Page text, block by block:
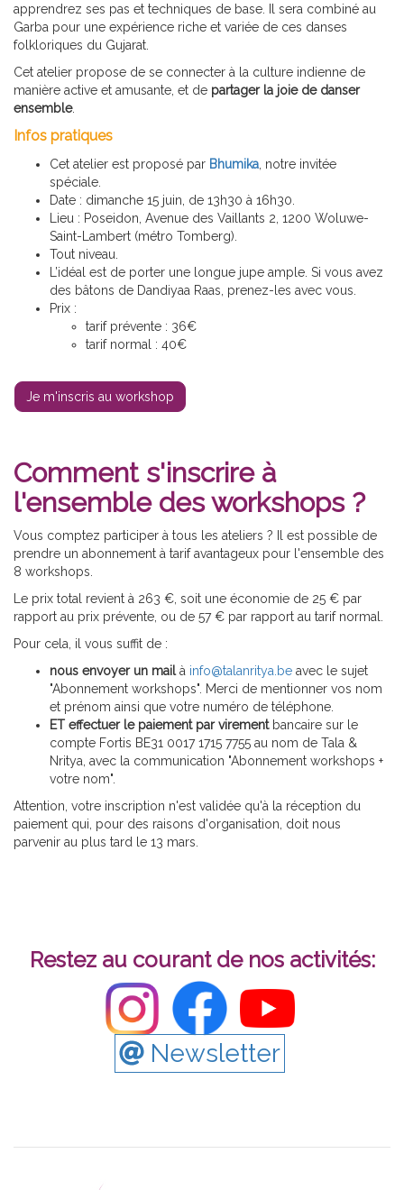
apprendrez ses pas et techniques de base. Il sera combiné au
Garba pour une expérience riche et variée de ces danses
folkloriques du Gujarat.
Cet atelier propose de se connecter à la culture indienne de
manière active et amusante, et de partager la joie de danser
ensemble.
Infos pratiques
Cet atelier est proposé par Bhumika , notre invitée
spéciale.
Date : dimanche 15 juin, de 13h30 à 16h30.
Lieu : Poseidon, Avenue des Vaillants 2, 1200 Woluwe-
Saint-Lambert (métro Tomberg).
Tout niveau.
L’idéal est de porter une longue jupe ample. Si vous avez
des bâtons de Dandiyaa Raas, prenez-les avec vous.
Prix :
tarif prévente : 36€
tarif normal : 40€
Je m'inscris au workshop
Comment s'inscrire à
l'ensemble des workshops ?
Vous comptez participer à tous les ateliers ? Il est possible de
prendre un abonnement à tarif avantageux pour l'ensemble des
8 workshops.
Le prix total revient à 263 €, soit une économie de 25 € par
rapport au prix prévente, ou de 57 € par rapport au tarif normal.
Pour cela, il vous suffit de :
nous envoyer un mail à info@talanritya.be avec le sujet
"Abonnement workshops". Merci de mentionner vos nom
et prénom ainsi que votre numéro de téléphone.
ET effectuer le paiement par virementbancaire sur le
compte Fortis BE31 0017 1715 7755 au nom de Tala &
Nritya, avec la communication "Abonnement workshops +
votre nom".
Attention, votre inscription n'est validée qu'à la réception du
paiement qui, pour des raisons d'organisation, doit nous
parvenir au plus tard le 13 mars.
Restez au courant de nos activités:
Newsletter